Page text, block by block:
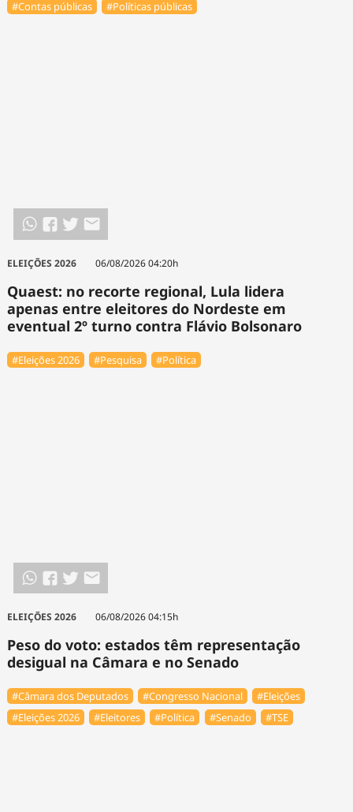
#Contas públicas #Políticas públicas
ELEIÇÕES 2026 06/08/2026 04:20h
Quaest: no recorte regional, Lula lidera
apenas entre eleitores do Nordeste em
eventual 2º turno contra Flávio Bolsonaro
#Eleições 2026 #Pesquisa #Política
ELEIÇÕES 2026 06/08/2026 04:15h
Peso do voto: estados têm representação
desigual na Câmara e no Senado
#Câmara dos Deputados #Congresso Nacional
#Eleições
#Eleições 2026
#Eleitores #Política #Senado #TSE